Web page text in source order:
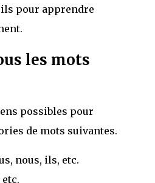
pour apprendre
les mots
possibles pour
de mots suivantes.
nous, ils, etc.
etc.